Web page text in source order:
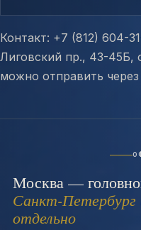
Контакт: +7 (812) 604-
Лиговский пр., 43-45Б,
можно отправить через
Москва —
Санкт-
отдельно